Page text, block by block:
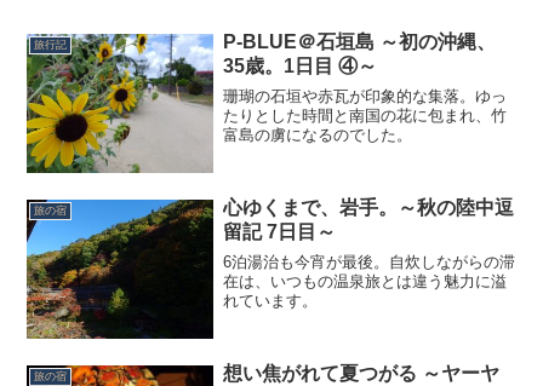
旅行記
P-BLUE＠石垣島 ～初の沖縄、
35歳。1日目 ④～
珊瑚の石垣や赤瓦が印象的な集落。ゆっ
たりとした時間と南国の花に包まれ、竹
富島の虜になるのでした。
旅の宿
心ゆくまで、岩手。～秋の陸中逗
留記 7日目～
6泊湯治も今宵が最後。自炊しながらの滞
在は、いつもの温泉旅とは違う魅力に溢
れています。
旅の宿
想い焦がれて夏つがる ～ヤーヤ